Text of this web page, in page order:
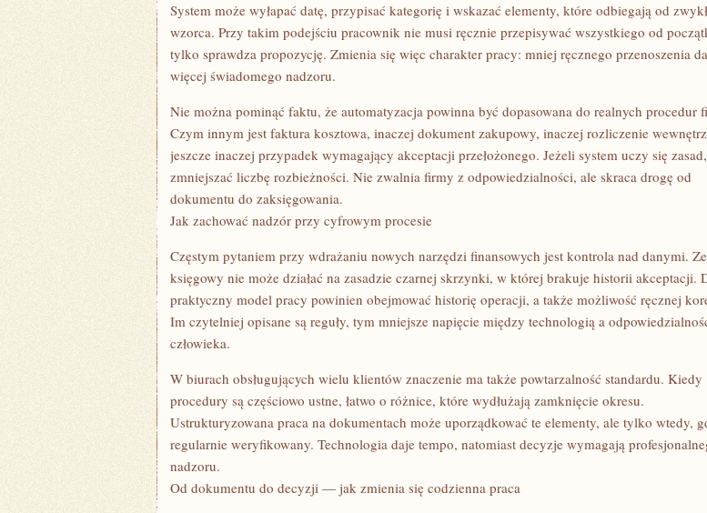
System może wyłapać datę, przypisać kategorię i wskazać elementy, które odbiegają od
wzorca. Przy takim podejściu pracownik nie musi ręcznie przepisywać wszystkiego od
tylko sprawdza propozycję. Zmienia się więc charakter pracy: mniej ręcznego przenoszenia
więcej świadomego nadzoru.
Nie można pominąć faktu, że automatyzacja powinna być dopasowana do realnych procedur
Czym innym jest faktura kosztowa, inaczej dokument zakupowy, inaczej rozliczenie
jeszcze inaczej przypadek wymagający akceptacji przełożonego. Jeżeli system uczy się
zmniejszać liczbę rozbieżności. Nie zwalnia firmy z odpowiedzialności, ale skraca drogę od
dokumentu do zaksięgowania.
Jak zachować nadzór przy cyfrowym procesie
Częstym pytaniem przy wdrażaniu nowych narzędzi finansowych jest kontrola nad danymi.
księgowy nie może działać na zasadzie czarnej skrzynki, w której brakuje historii akceptacji.
praktyczny model pracy powinien obejmować historię operacji, a także możliwość ręcznej
Im czytelniej opisane są reguły, tym mniejsze napięcie między technologią a
człowieka.
W biurach obsługujących wielu klientów znaczenie ma także powtarzalność standardu. Kiedy
procedury są częściowo ustne, łatwo o różnice, które wydłużają zamknięcie okresu.
Ustrukturyzowana praca na dokumentach może uporządkować te elementy, ale tylko wtedy,
regularnie weryfikowany. Technologia daje tempo, natomiast decyzje wymagają
nadzoru.
Od dokumentu do decyzji — jak zmienia się codzienna praca